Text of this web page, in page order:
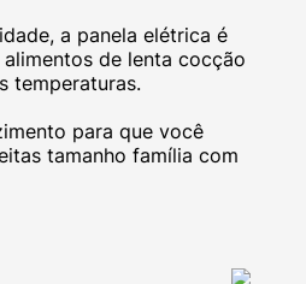
a panela elétrica é
de lenta cocção
temperaturas.
para que você
tamanho família com